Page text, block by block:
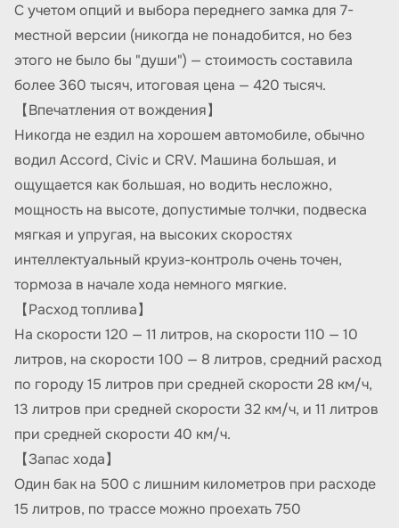
С учетом опций и выбора переднего замка для 7-
местной версии (никогда не понадобится, но без
этого не было бы "души") — стоимость составила
более 360 тысяч, итоговая цена — 420 тысяч.
【Впечатления от вождения】
Никогда не ездил на хорошем автомобиле, обычно
водил Accord, Civic и CRV. Машина большая, и
ощущается как большая, но водить несложно,
мощность на высоте, допустимые толчки, подвеска
мягкая и упругая, на высоких скоростях
интеллектуальный круиз-контроль очень точен,
тормоза в начале хода немного мягкие.
【Расход топлива】
На скорости 120 — 11 литров, на скорости 110 — 10
литров, на скорости 100 — 8 литров, средний расход
по городу 15 литров при средней скорости 28 км/ч,
13 литров при средней скорости 32 км/ч, и 11 литров
при средней скорости 40 км/ч.
【Запас хода】
Один бак на 500 с лишним километров при расходе
15 литров, по трассе можно проехать 750